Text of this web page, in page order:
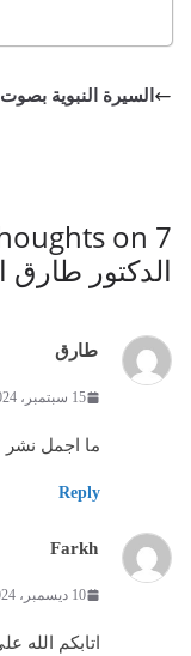
bo
ok
to
do
السيرة النبوية
7 thoughts on “
الدكتور طارق
طارق
15 سبتمبر، 2024 at 11:09 ص
ما اجمل نشر
Reply
Farkh
10 ديسمبر، 2024 at 2:07 ص
اتابكم الله